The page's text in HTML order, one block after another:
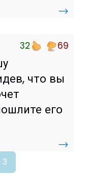
→
32 69
что вы
его
→
3